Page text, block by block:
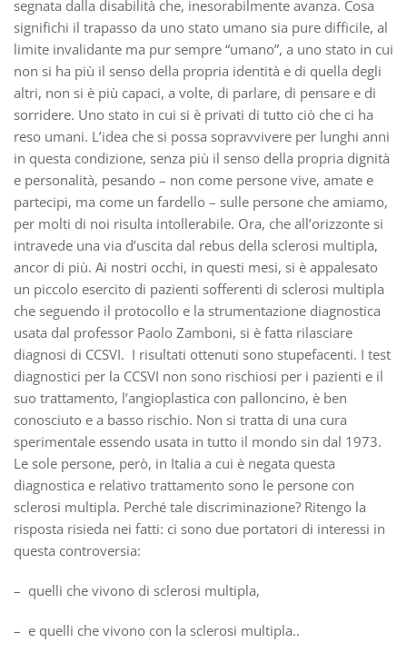
segnata dalla disabilità che, inesorabilmente avanza. Cosa
significhi il trapasso da uno stato umano sia pure difficile, al
limite invalidante ma pur sempre “umano”, a uno stato in cui
non si ha più il senso della propria identità e di quella degli
altri, non si è più capaci, a volte, di parlare, di pensare e di
sorridere. Uno stato in cui si è privati di tutto ciò che ci ha
reso umani. L’idea che si possa sopravvivere per lunghi anni
in questa condizione, senza più il senso della propria dignità
e personalità, pesando – non come persone vive, amate e
partecipi, ma come un fardello – sulle persone che amiamo,
per molti di noi risulta intollerabile. Ora, che all’orizzonte si
intravede una via d’uscita dal rebus della sclerosi multipla,
ancor di più. Ai nostri occhi, in questi mesi, si è appalesato
un piccolo esercito di pazienti sofferenti di sclerosi multipla
che seguendo il protocollo e la strumentazione diagnostica
usata dal professor Paolo Zamboni, si è fatta rilasciare
diagnosi di CCSVI. I risultati ottenuti sono stupefacenti. I test
diagnostici per la CCSVI non sono rischiosi per i pazienti e il
suo trattamento, l’angioplastica con palloncino, è ben
conosciuto e a basso rischio. Non si tratta di una cura
sperimentale essendo usata in tutto il mondo sin dal 1973.
Le sole persone, però, in Italia a cui è negata questa
diagnostica e relativo trattamento sono le persone con
sclerosi multipla. Perché tale discriminazione? Ritengo la
risposta risieda nei fatti: ci sono due portatori di interessi in
questa controversia:
– quelli che vivono di sclerosi multipla,
– e quelli che vivono con la sclerosi multipla..